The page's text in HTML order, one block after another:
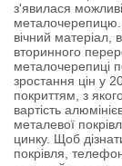
з'явилася
металочерепицю.
вічний матеріал,
вторинного
металочерепиці
зростання цін у
покриттям, з
вартість
металевої
цинку. Щоб
покрівля,